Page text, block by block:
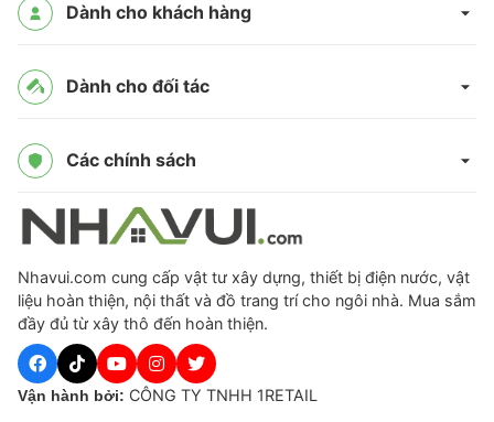
Dành cho khách hàng
Dành cho đối tác
Các chính sách
Nhavui.com cung cấp vật tư xây dựng, thiết bị điện nước, vật
liệu hoàn thiện, nội thất và đồ trang trí cho ngôi nhà. Mua sắm
đầy đủ từ xây thô đến hoàn thiện.
Vận hành bởi: CÔNG TY TNHH 1RETAIL